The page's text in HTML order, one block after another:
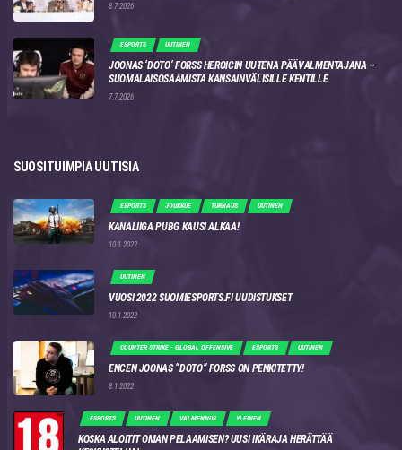
8.7.2026
ESPORTS UUTINEN
JOONAS ‘DOTO’ FORSS HEROICIN UUTENA PÄÄVALMENTAJANA –
SUOMALAISOSAAMISTA KANSAINVÄLISILLE KENTILLE
7.7.2026
SUOSITUIMPIA UUTISIA
ESPORTS JOUKKUE TURNAUS UUTINEN
KANALIIGA PUBG KAUSI ALKAA!
10.1.2022
UUTINEN
VUOSI 2022 SUOMIESPORTS.FI UUDISTUKSET
10.1.2022
COUNTER STRIKE - GLOBAL OFFENSIVE ESPORTS UUTINEN
ENCEN JOONAS “DOTO” FORSS ON PENKITETTY!
8.1.2022
ESPORTS UUTINEN VALMENNUS YLEINEN
KOSKA ALOITIT OMAN PELAAMISEN? UUSI IKÄRAJA HERÄTTÄÄ